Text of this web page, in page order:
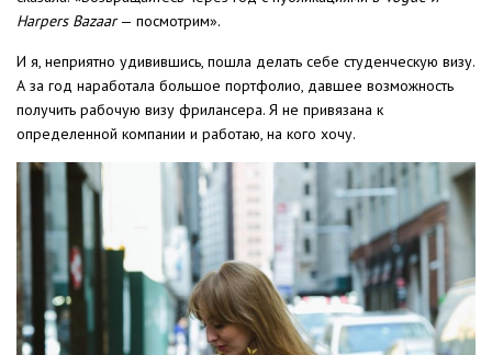
Harpers Bazaar— посмотрим».
И я, неприятно удивившись, пошла делать себе студенческую визу.
А за год наработала большое портфолио, давшее возможность
получить рабочую визу фрилансера. Я не привязана к
определенной компании и работаю, на кого хочу.